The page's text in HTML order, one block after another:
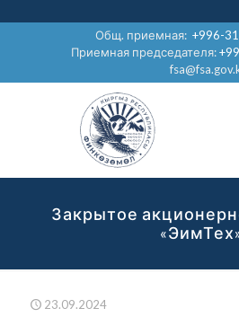
Общ. приемная:+996-
Приемная председателя:
Закрытое
23.09.2024